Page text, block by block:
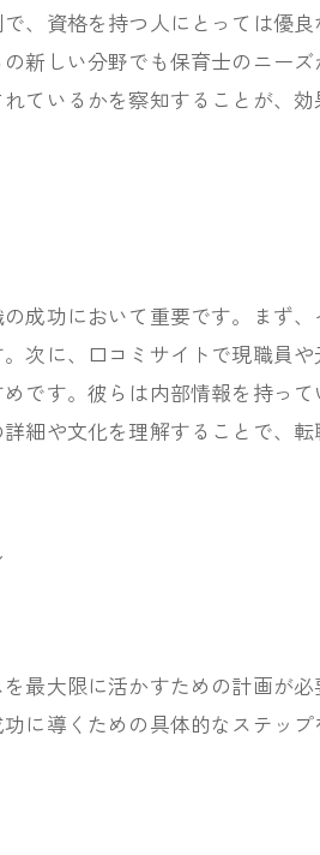
、資格を持つ人にとっては優
新しい分野でも保育士のニー
ているかを察知することが、効
成功において重要です。まず
次に、口コミサイトで現職員
です。彼らは内部情報を持っ
細や文化を理解することで、
最大限に活かすための計画が
に導くための具体的なステップ